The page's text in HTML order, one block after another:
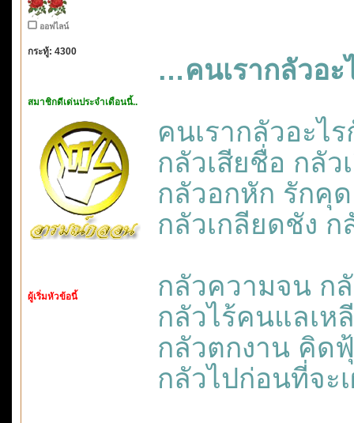
ออฟไลน์
กระทู้: 4300
สมาชิกดีเด่นประจำเดือนนี้..
ผู้เริ่มหัวข้อนี้
…คนเรากลัวอ
คนเรากลัวอะไ
กลัวเสียชื่อ กลั
กลัวอกหัก รักคุ
กลัวเกลียดชัง
กลัวความจน ก
กลัวไร้คนแลเห
กลัวตกงาน คิด
กลัวไปก่อนที่จ